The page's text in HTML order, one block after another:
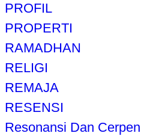
PROFIL
PROPERTI
RAMADHAN
RELIGI
REMAJA
RESENSI
Resonansi Dan Cerpen